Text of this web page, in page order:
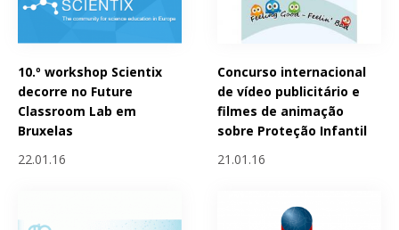
10.º workshop Scientix
decorre no Future
Classroom Lab em
Bruxelas
22.01.16
Concurso internacional
de vídeo publicitário e
filmes de animação
sobre Proteção Infantil
21.01.16